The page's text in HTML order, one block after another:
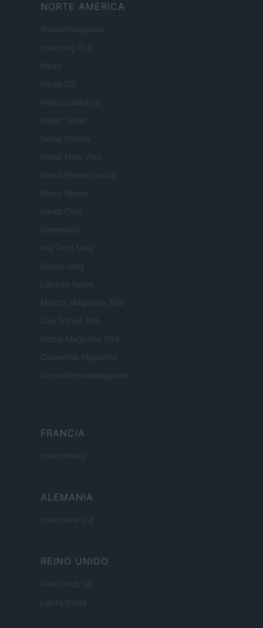
NORTE AMERICA
Womanmagazine
Investing Plus
Newz
Newz US
Newz California
Newz Texas
Newz Florida
Newz New York
Newz Pennsylvania
Newz Illinois
Newz Ohio
Gameland
Hig Tech Mag
Scoop Mag
Lgbtqia News
Motors Magazine 365
Day Travel 365
Home Magazine 365
Cineverse Magazine
SecondHomeMagazine
FRANCIA
InvestirMag
ALEMANIA
Investieren24
REINO UNIDO
News Hub UK
Lgbtq News